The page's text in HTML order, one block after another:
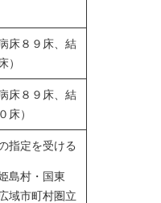
床８９床、結
）
床８９床、結
床）
指定を受ける
島村・国東
域市町村圏立